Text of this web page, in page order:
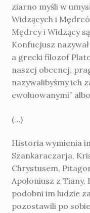
ziarno myśli w
Widzących i
Mędrcy i Widzący
Konfucjusz
a grecki filozof
naszej obecnej,
nazywalibyśmy ich
ewoluowanymi”
(…)
Historia wymienia
Szankaraczarja,
Chrystusem,
Apoloniusz z
podobni im ludzie
pozostawili po